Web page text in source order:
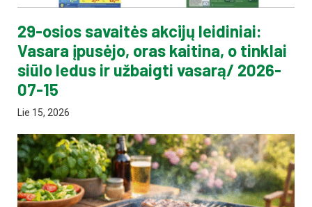
29-osios savaitės akcijų leidiniai:
Vasara įpusėjo, oras kaitina, o tinklai
siūlo ledus ir užbaigti vasarą/ 2026-
07-15
Lie 15, 2026